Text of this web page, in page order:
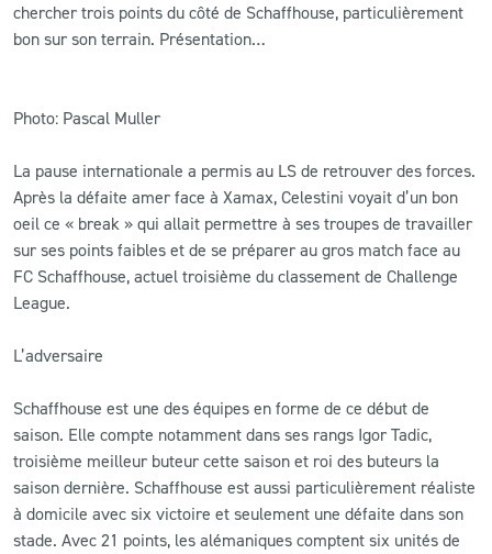
L’APP DU LS
chercher trois points du côté de Schaffhouse, particulièrement
bon sur son terrain. Présentation…
Photo: Pascal Muller
La pause internationale a permis au LS de retrouver des forces.
Après la défaite amer face à Xamax, Celestini voyait d’un bon
oeil ce « break » qui allait permettre à ses troupes de travailler
sur ses points faibles et de se préparer au gros match face au
FC Schaffhouse, actuel troisième du classement de Challenge
League.
L’adversaire
Schaffhouse est une des équipes en forme de ce début de
saison. Elle compte notamment dans ses rangs Igor Tadic,
troisième meilleur buteur cette saison et roi des buteurs la
saison dernière. Schaffhouse est aussi particulièrement réaliste
à domicile avec six victoire et seulement une défaite dans son
stade. Avec 21 points, les alémaniques comptent six unités de